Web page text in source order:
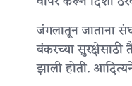
जंगलातून जाताना
बंकरच्या
झाली होती.